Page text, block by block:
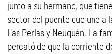
junto a su hermano, que
sector del puente que une a
Las Perlas y Neuquén. La
percató de que la corriente